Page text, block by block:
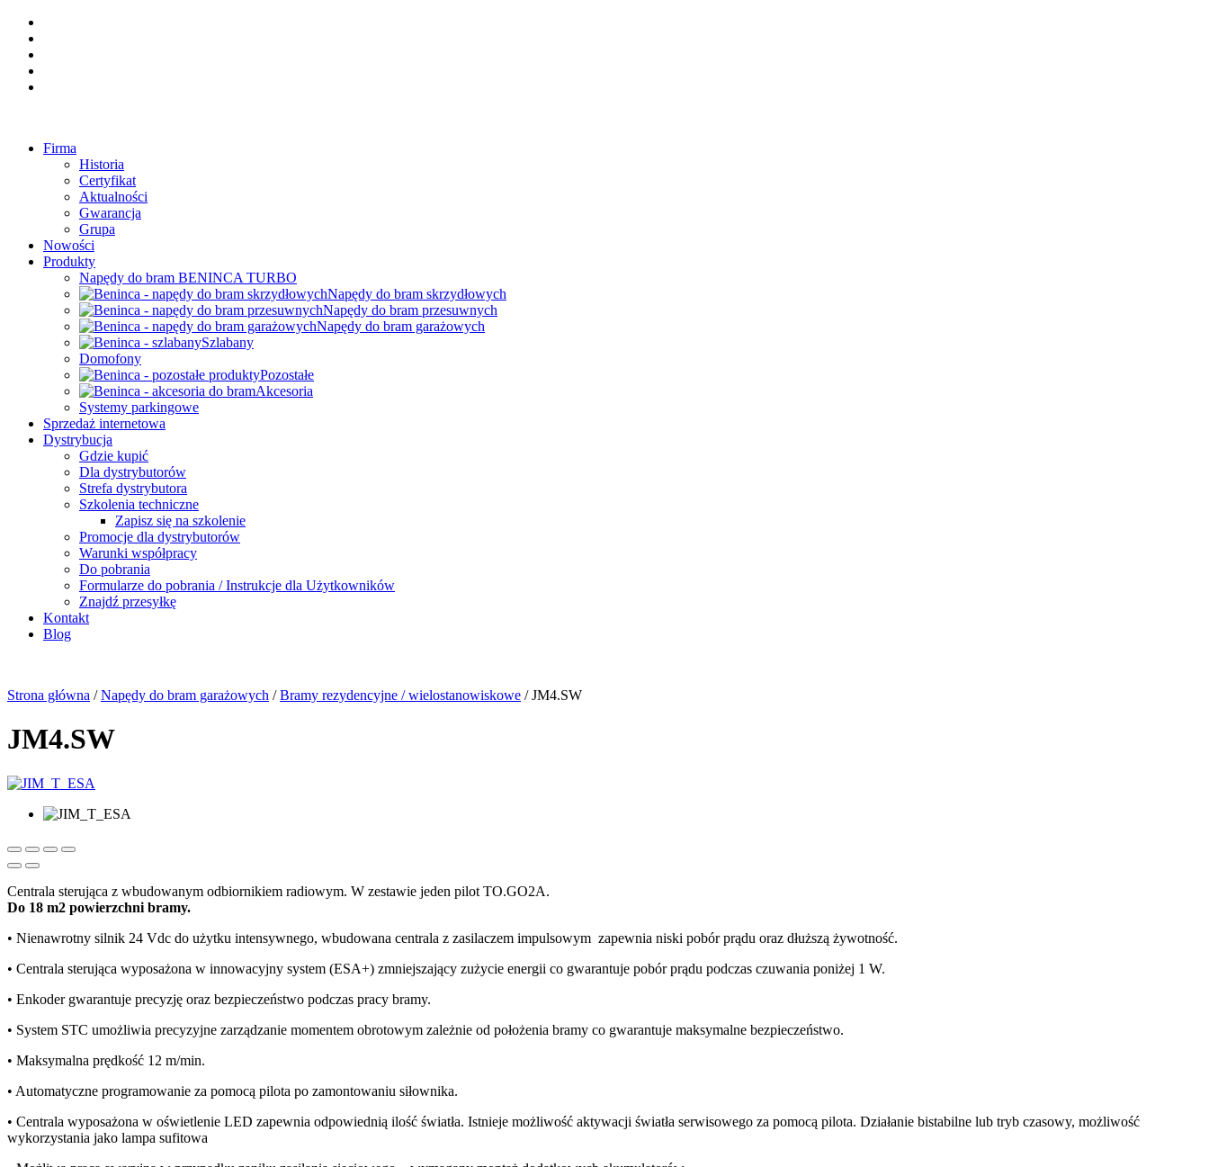
Firma
Historia
Certyfikat
Aktualności
Gwarancja
Grupa
Nowości
Produkty
Napędy do bram BENINCA TURBO
Napędy do bram skrzydłowych
Napędy do bram przesuwnych
Napędy do bram garażowych
Szlabany
Domofony
Pozostałe
Akcesoria
Systemy parkingowe
Sprzedaż internetowa
Dystrybucja
Gdzie kupić
Dla dystrybutorów
Strefa dystrybutora
Szkolenia techniczne
Zapisz się na szkolenie
Promocje dla dystrybutorów
Warunki współpracy
Do pobrania
Formularze do pobrania / Instrukcje dla Użytkowników
Znajdź przesyłkę
Kontakt
Blog
Strona główna /Napędy do bram garażowych /Bramy rezydencyjne / wielostanowiskowe / JM4.SW
JM4.SW
Centrala sterująca z wbudowanym odbiornikiem radiowym. W zestawie jeden pilot TO.GO2A.
Do 18 m2 powierzchni bramy.
• Nienawrotny silnik 24 Vdc do użytku intensywnego, wbudowana centrala z zasilaczem impulsowym zapewnia niski pobór prądu oraz dłuższą żywotność.
• Centrala sterująca wyposażona w innowacyjny system (ESA+) zmniejszający zużycie energii co gwarantuje pobór prądu podczas czuwania poniżej 1 W.
• Enkoder gwarantuje precyzję oraz bezpieczeństwo podczas pracy bramy.
• System STC umożliwia precyzyjne zarządzanie momentem obrotowym zależnie od położenia bramy co gwarantuje maksymalne bezpieczeństwo.
• Maksymalna prędkość 12 m/min.
• Automatyczne programowanie za pomocą pilota po zamontowaniu siłownika.
• Centrala wyposażona w oświetlenie LED zapewnia odpowiednią ilość światła. Istnieje możliwość aktywacji światła serwisowego za pomocą pilota. Działanie bistabilne lub tryb czasowy, możliwość
wykorzystania jako lampa sufitowa